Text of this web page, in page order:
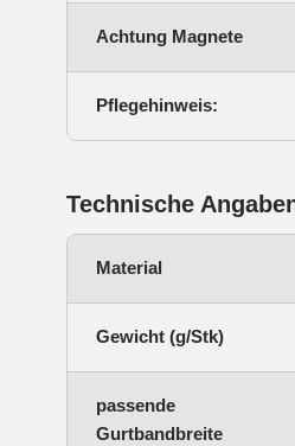
Achtung Magnete
Pflegehinweis:
Technische
Material
Gewicht (g/Stk)
passende
Gurtbandbreite